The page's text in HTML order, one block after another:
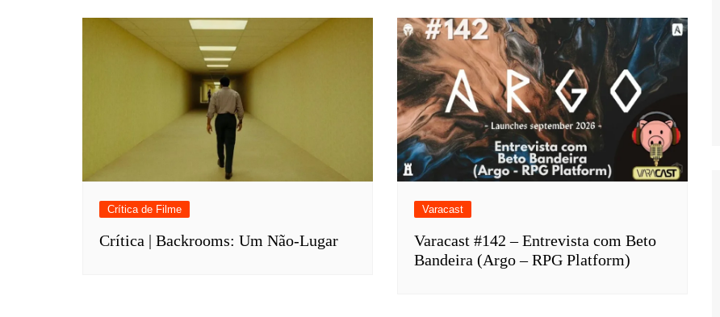
Crítica de Filme
Crítica | Backrooms: Um Não-Lugar
Varacast
Varacast #142 – Entrevista com Beto
Bandeira (Argo – RPG Platform)